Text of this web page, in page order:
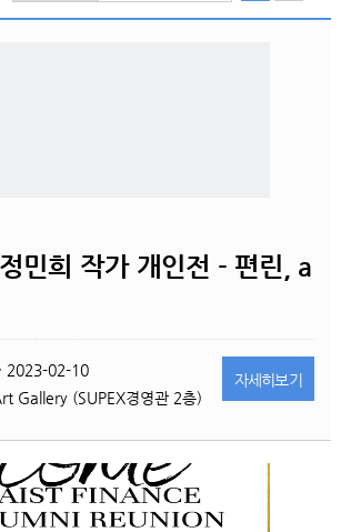
민희 작가 개인전 - 편린, a
2023-02-10
Gallery (SUPEX경영관 2층)
자세히보기